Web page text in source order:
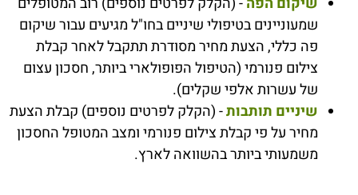
שמעוניינים בטיפולי שיניים בחו"ל מגיעים עבור שיקום
פה כללי, הצעת מחיר מסודרת תתקבל לאחר קבלת
צילום פנורמי (הטיפול הפופולארי ביותר, חסכון עצום
של עשרות אלפי שקלים).
שיניים תותבות- (הקלק לפרטים נוספים) קבלת הצעת
מחיר על פי קבלת צילום פנורמי ומצב המטופל החסכון
משמעותי ביותר בהשוואה לארץ.